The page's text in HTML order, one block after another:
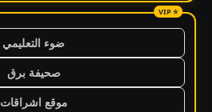
ضوء التعليمي
صحيفة برق
موقع اشراقات